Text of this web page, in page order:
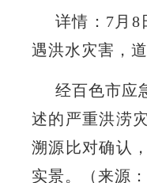
详情：7月8
遇洪水灾害，
经百色市应
述的严重洪涝
溯源比对确认
实景。（来源